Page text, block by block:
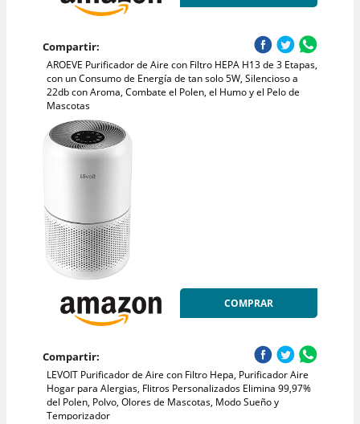
Compartir:
AROEVE Purificador de Aire con Filtro HEPA H13 de 3 Etapas,
con un Consumo de Energía de tan solo 5W, Silencioso a
22db con Aroma, Combate el Polen, el Humo y el Pelo de
Mascotas
COMPRAR
Compartir:
LEVOIT Purificador de Aire con Filtro Hepa, Purificador Aire
Hogar para Alergias, Flitros Personalizados Elimina 99,97%
del Polen, Polvo, Olores de Mascotas, Modo Sueño y
Temporizador